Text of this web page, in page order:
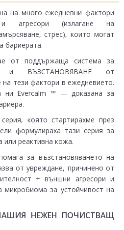
на много ежедневни фактори
агресори (излагане на
стрес), които могат
бариерата.
от поддържаща система за
и ВЪЗСТАНОВЯВАНЕ от
тези фактори в ежедневието.
ни Evercalm ™ — доказана за
която стартирахме през
формулираха тази серия за
или реактивна кожа.
за възстановяването на
от увреждане, причинено от
+ външни агресори и
за устойчивост на
НЕЖЕН ПОЧИСТВАЩ